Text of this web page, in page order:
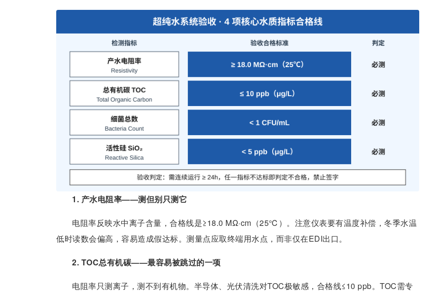
1. 产水电阻率——测但别只测它
电阻率反映水中离子含量，合格线是≥18.0 MΩ·cm（25℃）。注意仪表要有温度补偿，冬季水温
低时读数会偏高，容易造成假达标。测量点应取终端用水点，而非仅在EDI出口。
2. TOC总有机碳——最容易被跳过的一项
电阻率只测离子，测不到有机物。半导体、光伏清洗对TOC极敏感，合格线≤10 ppb。TOC需专